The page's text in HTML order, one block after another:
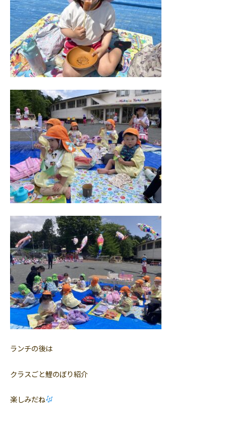
ランチの後は
クラスごと鯉のぼり紹介
楽しみだね